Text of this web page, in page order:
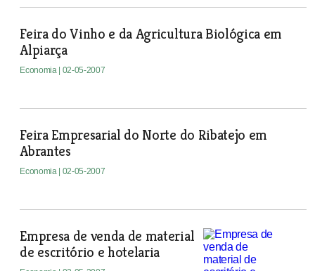
Feira do Vinho e da Agricultura Biológica em
Alpiarça
Economia | 02-05-2007
Feira Empresarial do Norte do Ribatejo em
Abrantes
Economia | 02-05-2007
Empresa de venda de material
de escritório e hotelaria